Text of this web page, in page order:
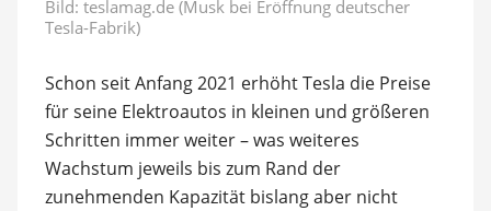
Bild: teslamag.de (Musk bei Eröffnung deutscher
Tesla-Fabrik)
Schon seit Anfang 2021 erhöht Tesla die Preise
für seine Elektroautos in kleinen und größeren
Schritten immer weiter – was weiteres
Wachstum jeweils bis zum Rand der
zunehmenden Kapazität bislang aber nicht